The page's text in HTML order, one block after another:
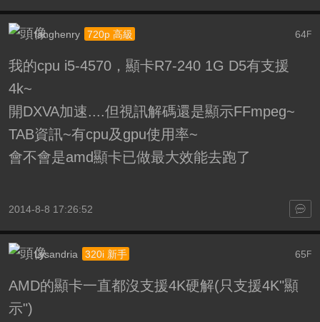
64F
fanghenry 720p 高級
我的cpu i5-4570，顯卡R7-240 1G D5有支援
4k~
開DXVA加速....但視訊解碼還是顯示FFmpeg~
TAB資訊~有cpu及gpu使用率~
會不會是amd顯卡已做最大效能去跑了
2014-8-8 17:26:52
65 F
Lysandria 320i 新手
AMD的顯卡一直都沒支援4K硬解(只支援4K"顯
示")